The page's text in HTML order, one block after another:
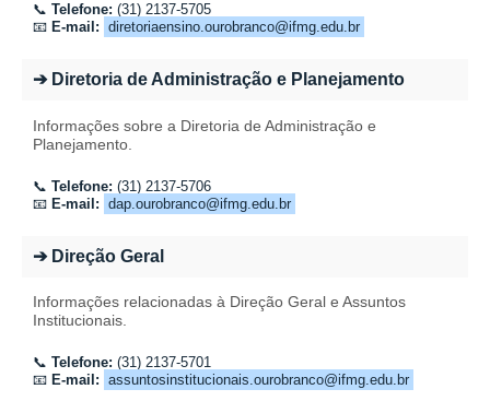
📞 Telefone: (31) 2137-5705
📧 E-mail: diretoriaensino.ourobranco@ifmg.edu.br
➔ Diretoria de Administração e Planejamento
Informações sobre a Diretoria de Administração e
Planejamento
📞 Telefone: (31) 2137-5706
📧 E-mail: dap.ourobranco@ifmg.edu.br
➔ Direção Geral
Informações relacionadas à Direção Geral e Assuntos
Institucionais.
📞 Telefone: (31) 2137-5701
📧 E-mail: assuntosinstitucionais.ourobranco@ifmg.edu.br